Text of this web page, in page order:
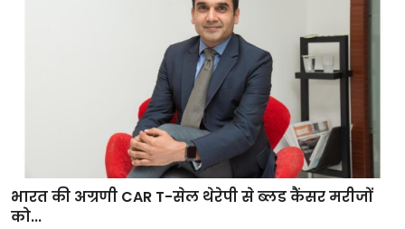
भारत की अग्रणी CAR T-सेल थेरेपी से ब्लड कैंसर मरीजों
को...